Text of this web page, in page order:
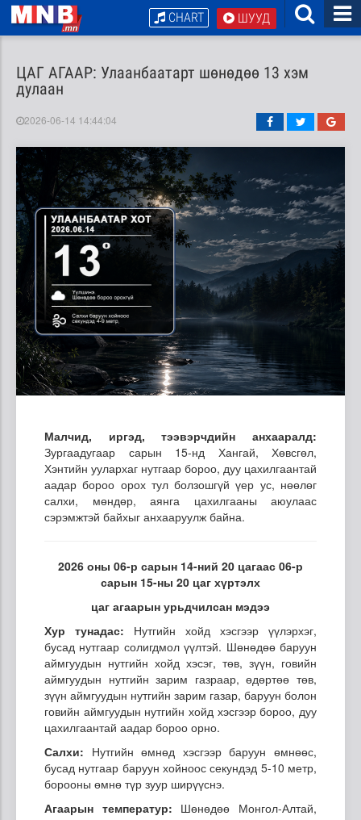
ШУУД
CHART
ЦАГ АГААР: Улаанбаатарт шөнөдөө 13 хэм
дулаан
2026-06-14 14:44:04
Малчид, иргэд, тээвэрчдийн анхааралд:
Зургаадугаар сарын 15-нд Хангай, Хөвсгөл,
Хэнтийн уулархаг нутгаар бороо, дуу цахилгаантай
аадар бороо орох тул болзошгүй үер ус, нөөлөг
салхи, мөндөр, аянга цахилгааны аюулаас
сэрэмжтэй байхыг анхааруулж байна.
2026 оны 06-р сарын 14-ний 20 цагаас 06-р
сарын 15-ны 20 цаг хүртэлх
цаг агаарын урьдчилсан мэдээ
Хур тунадас: Нутгийн хойд хэсгээр үүлэрхэг,
бусад нутгаар солигдмол үүлтэй. Шөнөдөө баруун
аймгуудын нутгийн хойд хэсэг, төв, зүүн, говийн
аймгуудын нутгийн зарим газраар, өдөртөө төв,
зүүн аймгуудын нутгийн зарим газар, баруун болон
говийн аймгуудын нутгийн хойд хэсгээр бороо, дуу
цахилгаантай аадар бороо орно.
Салхи: Нутгийн өмнөд хэсгээр баруун өмнөөс,
бусад нутгаар баруун хойноос секундэд 5-10 метр,
борооны өмнө түр зуур ширүүснэ.
Агаарын температур: Шөнөдөө Монгол-Алтай,